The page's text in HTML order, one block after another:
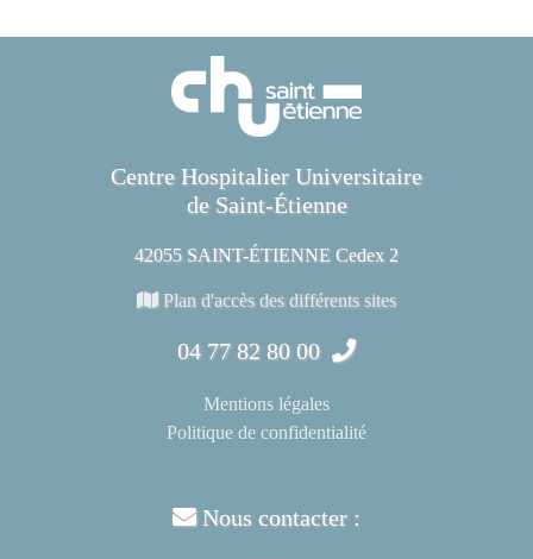
Centre Hospitalier Universitaire
de Saint-Étienne
42055 SAINT-ÉTIENNE Cedex 2
Plan d'accès des différents sites
04 77 82 80 00
Mentions légales
Politique de confidentialité
Nous contacter :